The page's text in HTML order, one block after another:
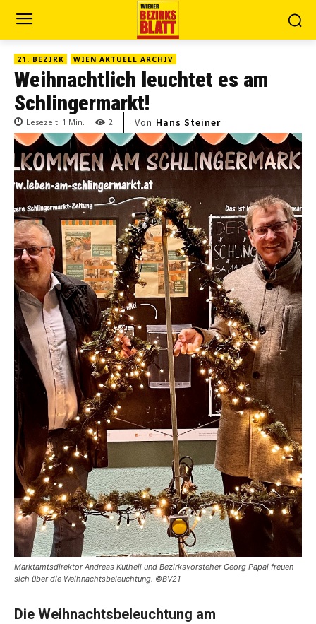
21. BEZIRK WIEN AKTUELL ARCHIV
Weihnachtlich leuchtet es am
Schlingermarkt!
Lesezeit: 1 Min. 2 Von Hans Steiner
Marktamtsdirektor Andreas Kutheil und Bezirksvorsteher Georg Papai freuen
sich über die Weihnachtsbeleuchtung. ©BV21
Die Weihnachtsbeleuchtung am